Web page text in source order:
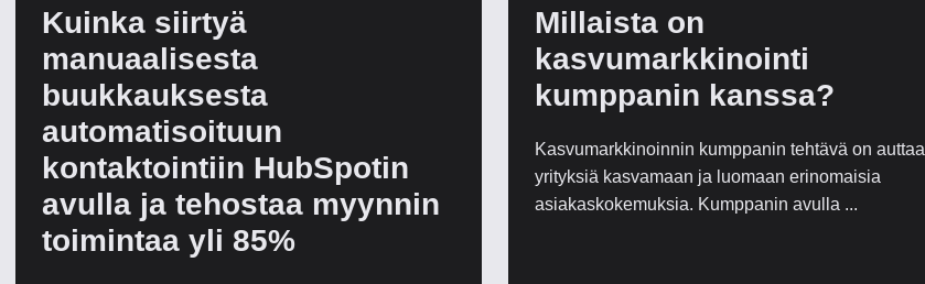
Kuinka siirtyä
manuaalisesta
buukkauksesta
automatisoituun
kontaktointiin HubSpotin
avulla ja tehostaa myynnin
toimintaa yli 85%
Millaista on
kasvumarkkinointi
kumppanin kanssa?
Kasvumarkkinoinnin kumppanin tehtävä on auttaa
yrityksiä kasvamaan ja luomaan erinomaisia
asiakaskokemuksia. Kumppanin avulla ...